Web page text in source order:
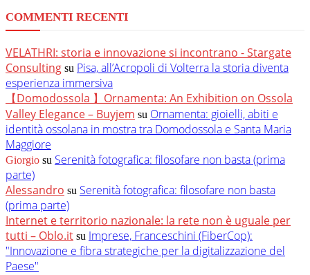
COMMENTI RECENTI
VELATHRI: storia e innovazione si incontrano - Stargate
Consulting su Pisa, all’Acropoli di Volterra la storia diventa
esperienza immersiva
【Domodossola 】Ornamenta: An Exhibition on Ossola
Valley Elegance – Buyjem su Ornamenta: gioielli, abiti e
identità ossolana in mostra tra Domodossola e Santa Maria
Maggiore
Giorgio su Serenità fotografica: filosofare non basta (prima
parte)
Alessandro su Serenità fotografica: filosofare non basta
(prima parte)
Internet e territorio nazionale: la rete non è uguale per
tutti – Oblo.it su Imprese, Franceschini (FiberCop):
"Innovazione e fibra strategiche per la digitalizzazione del
Paese"